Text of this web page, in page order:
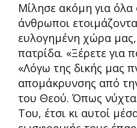
Μίλησε ακόμη για όλα
άνθρωποι
ευλογημένη χώρα
πατρίδα. «Ξέρετε για
«Λόγω της δικής μας
απομάκρυνσης από
του Θεού. Όπως νύχτα
Του, έτσι κι αυτοί